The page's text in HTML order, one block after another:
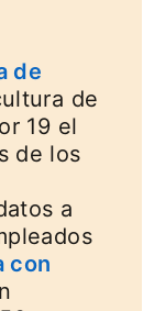
de
de
19 el
de los
a
con